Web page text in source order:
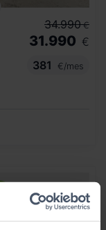
34.990 €
31.990 €
381
€/mes